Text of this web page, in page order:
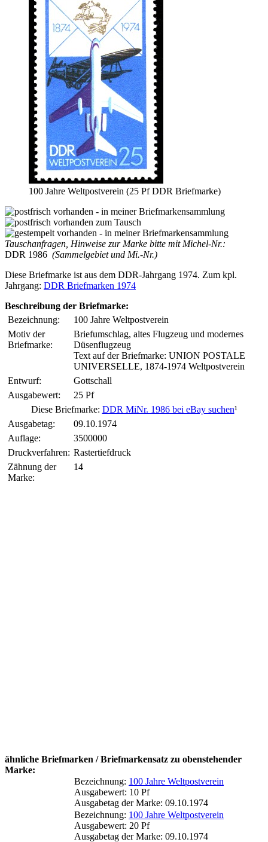
100 Jahre Weltpostverein (25 Pf DDR Briefmarke)
Tauschanfragen, Hinweise zur Marke bitte mit Michel-Nr.:
DDR 1986 (Sammelgebiet und Mi.-Nr.)
Diese Briefmarke ist aus dem DDR-Jahrgang 1974. Zum kpl.
Jahrgang: DDR Briefmarken 1974
Beschreibung der Briefmarke:
Bezeichnung:
100 Jahre Weltpostverein
Motiv der
Briefmarke:
Briefumschlag, altes Flugzeug und modernes
Düsenflugzeug
Text auf der Briefmarke: UNION POSTALE
UNIVERSELLE, 1874-1974 Weltpostverein
Entwurf:
Gottschall
Ausgabewert:
25 Pf
Diese Briefmarke: DDR MiNr. 1986 bei eBay suchen¹
Ausgabetag:
09.10.1974
Auflage:
3500000
Druckverfahren: Rastertiefdruck
Zähnung der
Marke:
14
ähnliche Briefmarken / Briefmarkensatz zu obenstehender
Marke:
Bezeichnung: 100 Jahre Weltpostverein
Ausgabewert: 10 Pf
Ausgabetag der Marke: 09.10.1974
Bezeichnung: 100 Jahre Weltpostverein
Ausgabewert: 20 Pf
Ausgabetag der Marke: 09.10.1974